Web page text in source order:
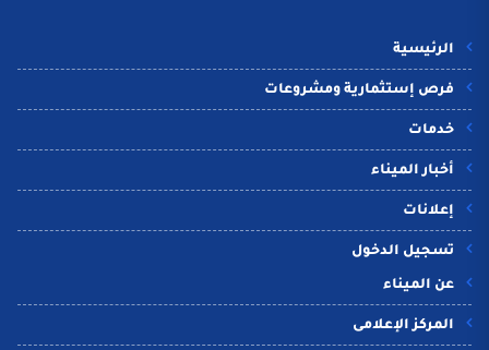
الرئيسية
فرص إستثمارية ومشروعات
خدمات
أخبار الميناء
إعلانات
تسجيل الدخول
عن الميناء
المركز الإعلامى